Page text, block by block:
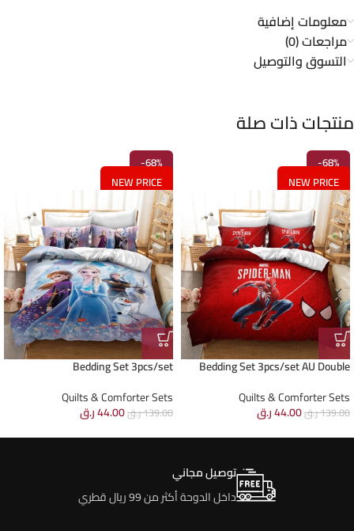
معلومات إضافية
مراجعات (0)
التسوق والتوصيل
منتجات ذات صلة
-68%
NEW PRICE
Bedding Set 3pcs/set AU Double
Quilts & Comforter Sets
139.00ر.ق44.00ر.ق
-68%
NEW PRICE
Bedding Set 3pcs/set
Quilts & Comforter Sets
139.00ر.ق44.00ر.ق
توصيل مجاني
داخل الدوحة أكثر من 99 ريال قطري